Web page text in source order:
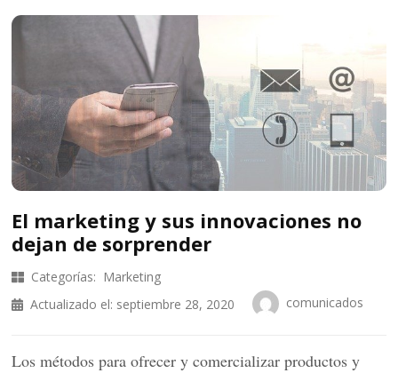
El marketing y sus innovaciones no
dejan de sorprender
Categorías: Marketing
Actualizado el: septiembre 28, 2020 comunicados
Los métodos para ofrecer y comercializar productos y